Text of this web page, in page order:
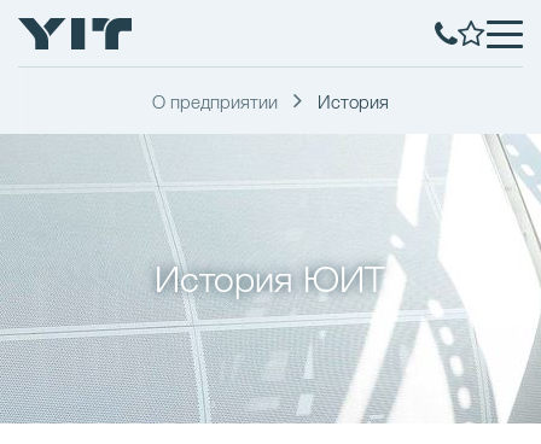
О предприятии История
История ЮИТ